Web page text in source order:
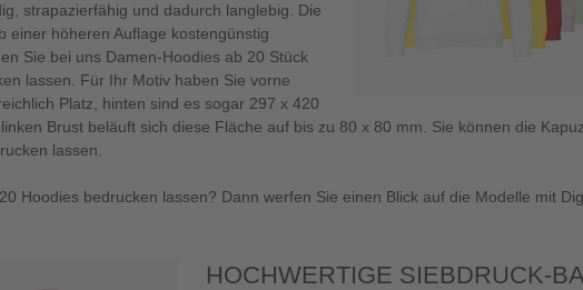
strapazierfähig und dadurch langlebig. Die
einer höheren Auflage kostengünstig
Sie bei uns Damen-Hoodies ab 20 Stück
lassen. Für Ihr Motiv haben Sie vorne
Platz, hinten sind es sogar 297 x 420
Brust beläuft sich diese Fläche auf bis zu 80 x 80 mm. Sie können die
lassen.
Hoodies bedrucken lassen? Dann werfen Sie einen Blick auf die Modelle mit
HOCHWERTIGE SIEBDRUCK-